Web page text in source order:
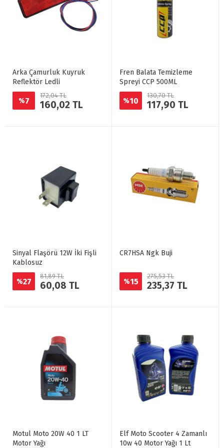
Arka Çamurluk Kuyruk
Reflektör Ledli
%7
172,04 TL
160,02 TL
Fren Balata Temizleme
Spreyi CCP 500ML
%10
130,70 TL
117,90 TL
Sinyal Flaşörü 12W İki Fişli
Kablosuz
%27
81,89 TL
60,08 TL
CR7HSA Ngk Buji
%15
275,53 TL
235,37 TL
Motul Moto 20W 40 1 LT
Motor Yağı
Elf Moto Scooter 4 Zamanlı
10w 40 Motor Yağı 1 Lt